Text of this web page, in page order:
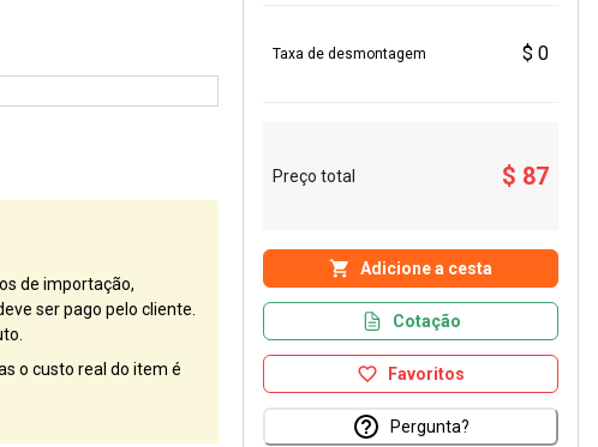
de importação,
ser pago pelo cliente.
o custo real do item é
Taxa de desmontagem $ 0
Preço total $ 87
Adicione a cesta
Cotação
Favoritos
Pergunta?